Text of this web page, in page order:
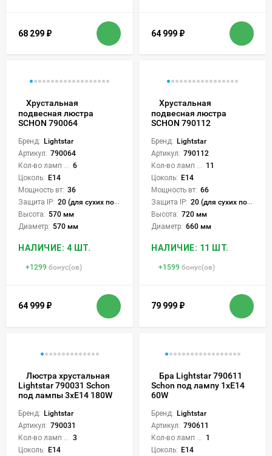
68 299 ₽ 64 999 ₽
Хрустальная
подвесная люстра
SCHON 790064
Бренд: Lightstar
Артикул: 790064
6
Цоколь: E14
Мощность вт: 36
Защита IP: 20 (для сухих пом.)
Высота: 570 мм
Диаметр: 570 мм
НАЛИЧИЕ: 4 ШТ.
+1299 бонус(ов)
64 999 ₽
Хрустальная
подвесная люстра
SCHON 790112
Бренд: Lightstar
Артикул: 790112
11
Цоколь: E14
Мощность вт: 66
Защита IP: 20 (для сухих пом.)
Высота: 720 мм
Диаметр: 660 мм
НАЛИЧИЕ: 11 ШТ.
+1599 бонус(ов)
79 999 ₽
Люстра хрустальная
Lightstar 790031 Schon
под лампы 3xE14 180W
Бренд: Lightstar
Артикул: 790031
Кол-во ламп или LED: 3
Цоколь: E14
Бра Lightstar 790611
Schon под лампу 1xE14
60W
Бренд: Lightstar
Артикул: 790611
Кол-во ламп или LED: 1
Цоколь: E14